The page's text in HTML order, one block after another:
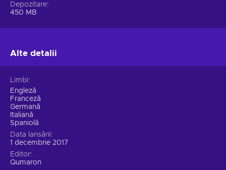
Depozitare
450 MB
Alte detalii
Limbi
Engleză
Franceză
Germană
Italiană
Spaniolă
Data lansării
1 decembrie 2017
Editor
Qumaron